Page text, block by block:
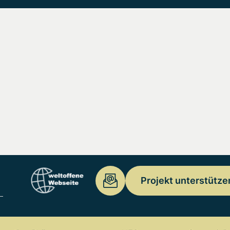
Projekt